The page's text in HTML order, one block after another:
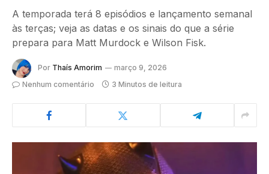
A temporada terá 8 episódios e lançamento semanal
às terças; veja as datas e os sinais do que a série
prepara para Matt Murdock e Wilson Fisk.
Por Thaís Amorim
março 9, 2026
Nenhum comentário
3 Minutos de leitura